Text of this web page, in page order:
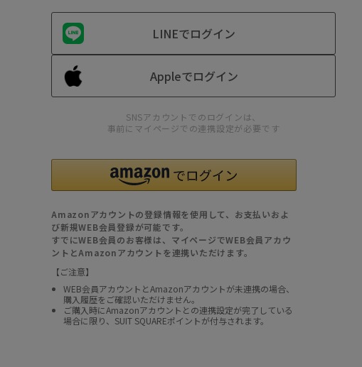
LINEでログイン
Appleでログイン
SNSアカウントでのログインは、
事前にマイページでの連携設定が必要です
Amazonアカウントの登録情報を使用して、お支払いおよ
び新規WEB会員登録が可能です。
すでにWEB会員のお客様は、マイページでWEB会員アカウ
ントとAmazonアカウントを連携いただけます。
【ご注意】
WEB会員アカウントとAmazonアカウントが未連携の場合、
購入履歴をご確認いただけません。
ご購入時にAmazonアカウントとの連携設定が完了している
場合に限り、SUIT SQUAREポイントが付与されます。